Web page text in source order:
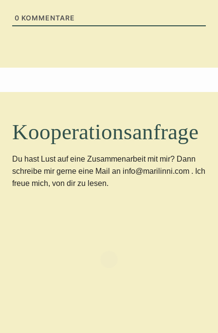
0 KOMMENTARE
Kooperationsanfrage
Du hast Lust auf eine Zusammenarbeit mit mir? Dann
schreibe mir gerne eine Mail an info@marilinni.com . Ich
freue mich, von dir zu lesen.